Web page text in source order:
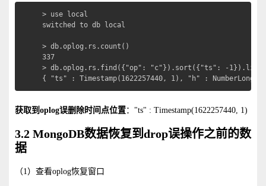
> use local
switched to db local
> db.oplog.rs.count()
337
> db.oplog.rs.find({"op": "c"}).sort({"ts": -
{ "ts" : Timestamp(1622257440, 1), "h" :
获取到oplog误删除时间点位置："ts" : Timestamp(1622257440, 1)
3.2 MongoDB数据恢复到drop误操作之前的数
据
（1）查看oplog恢复窗口